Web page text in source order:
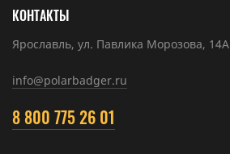
КОНТАКТЫ
Ярославль, ул. Павлика Морозова, 14А
info@polarbadger.ru
8 800 775 26 01